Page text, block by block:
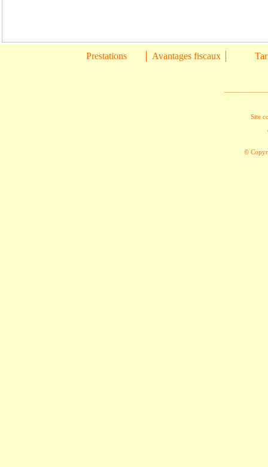
Prestations Avantages fiscaux
Site
©